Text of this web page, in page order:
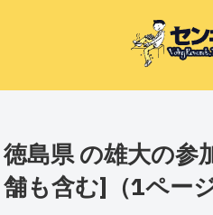
徳島県 の雄大の参
舗も含む]（1ページ